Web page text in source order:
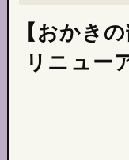
【おかきの
リニュー